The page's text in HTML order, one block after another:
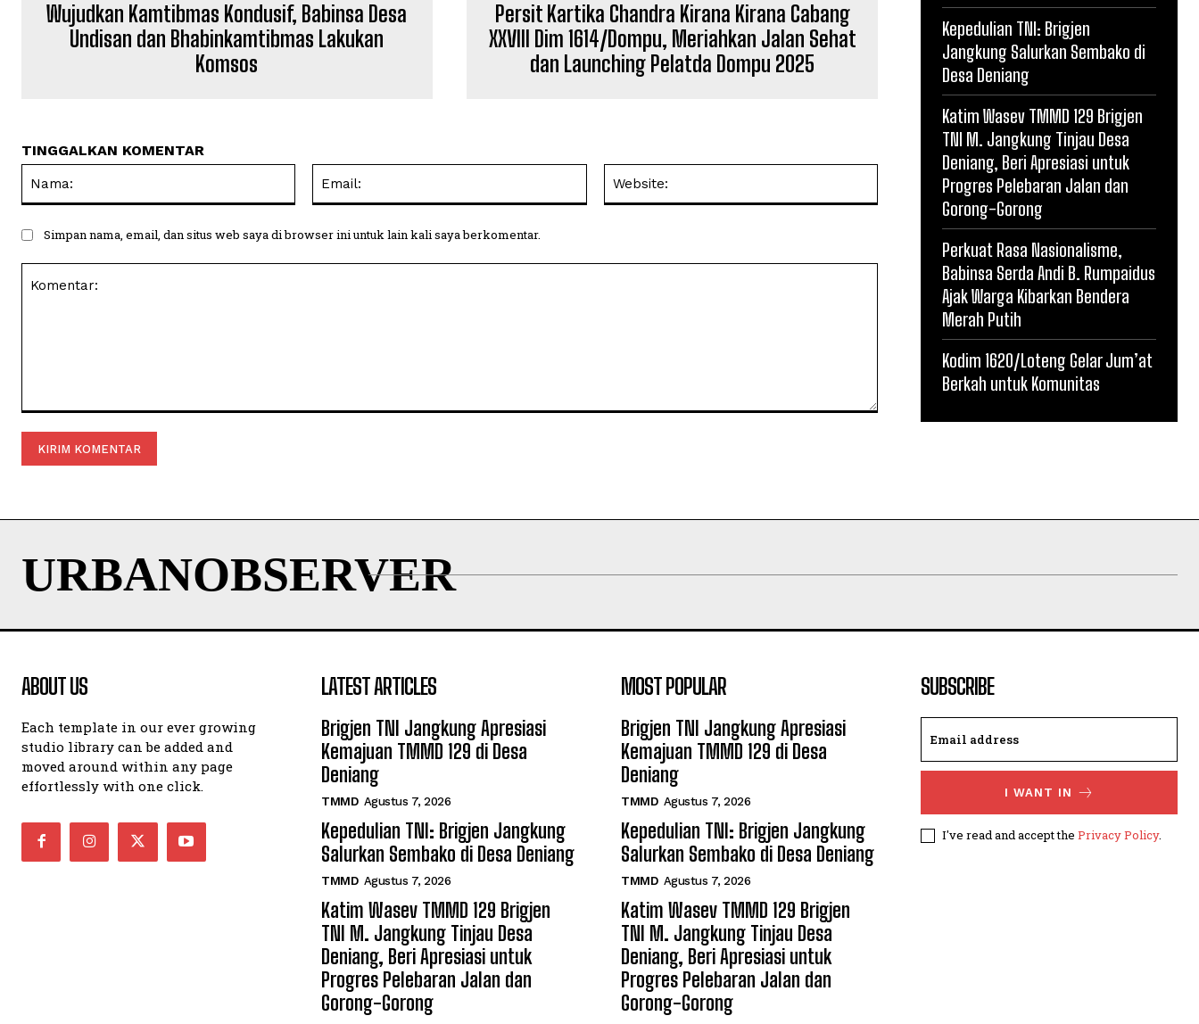
Wujudkan Kamtibmas Kondusif, Babinsa Desa
Undisan dan Bhabinkamtibmas Lakukan
Komsos
Persit Kartika Chandra Kirana Kirana Cabang
XXVIII Dim 1614/Dompu, Meriahkan Jalan Sehat
dan Launching Pelatda Dompu 2025
TINGGALKAN KOMENTAR
Simpan nama, email, dan situs web saya di browser ini untuk lain kali saya berkomentar.
Kepedulian TNI: Brigjen
Jangkung Salurkan Sembako di
Desa Deniang
Katim Wasev TMMD 129 Brigjen
TNI M. Jangkung Tinjau Desa
Deniang, Beri Apresiasi untuk
Progres Pelebaran Jalan dan
Gorong-Gorong
Perkuat Rasa Nasionalisme,
Babinsa Serda Andi B. Rumpaidus
Ajak Warga Kibarkan Bendera
Merah Putih
Kodim 1620/Loteng Gelar Jum’at
Berkah untuk Komunitas
URBANOBSERVER
ABOUT US
Each template in our ever growing
studio library can be added and
moved around within any page
effortlessly with one click.
LATEST ARTICLES
Brigjen TNI Jangkung Apresiasi
Kemajuan TMMD 129 di Desa
Deniang
TMMD Agustus 7, 2026
Kepedulian TNI: Brigjen Jangkung
Salurkan Sembako di Desa Deniang
TMMD Agustus 7, 2026
Katim Wasev TMMD 129 Brigjen
TNI M. Jangkung Tinjau Desa
Deniang, Beri Apresiasi untuk
Progres Pelebaran Jalan dan
Gorong-Gorong
MOST POPULAR
Brigjen TNI Jangkung Apresiasi
Kemajuan TMMD 129 di Desa
Deniang
TMMD Agustus 7, 2026
Kepedulian TNI: Brigjen Jangkung
Salurkan Sembako di Desa Deniang
TMMD Agustus 7, 2026
Katim Wasev TMMD 129 Brigjen
TNI M. Jangkung Tinjau Desa
Deniang, Beri Apresiasi untuk
Progres Pelebaran Jalan dan
Gorong-Gorong
SUBSCRIBE
I WANT IN
I've read and accept the Privacy Policy.